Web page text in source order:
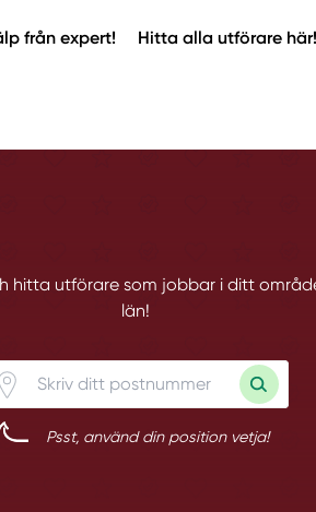
från expert! Hitta alla utförare här!
hitta utförare som jobbar i ditt
län!
Psst, använd din position vetja!